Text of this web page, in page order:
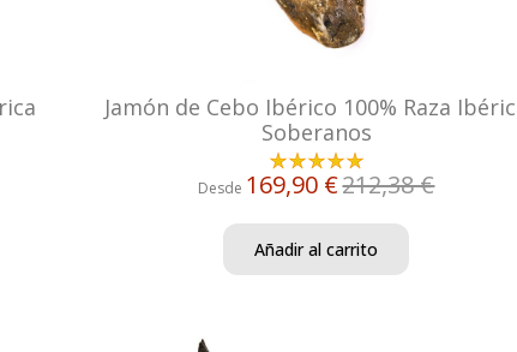
Jamón de Cebo Ibérico 100% Raza
Soberanos
Desde 169,90 €212,38 €
Añadir al carrito